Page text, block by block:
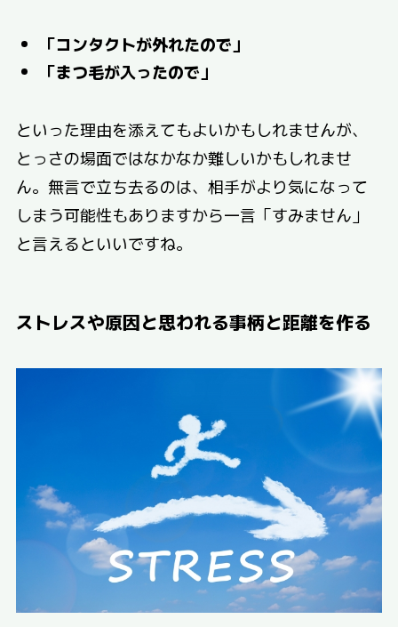
「コンタクトが外れたので」
「まつ毛が入ったので」
といった理由を添えてもよいかもしれませんが、
とっさの場面ではなかなか難しいかもしれませ
ん。無言で立ち去るのは、相手がより気になって
しまう可能性もありますから一言「すみません」
と言えるといいですね。
ストレスや原因と思われる事柄と距離を作る